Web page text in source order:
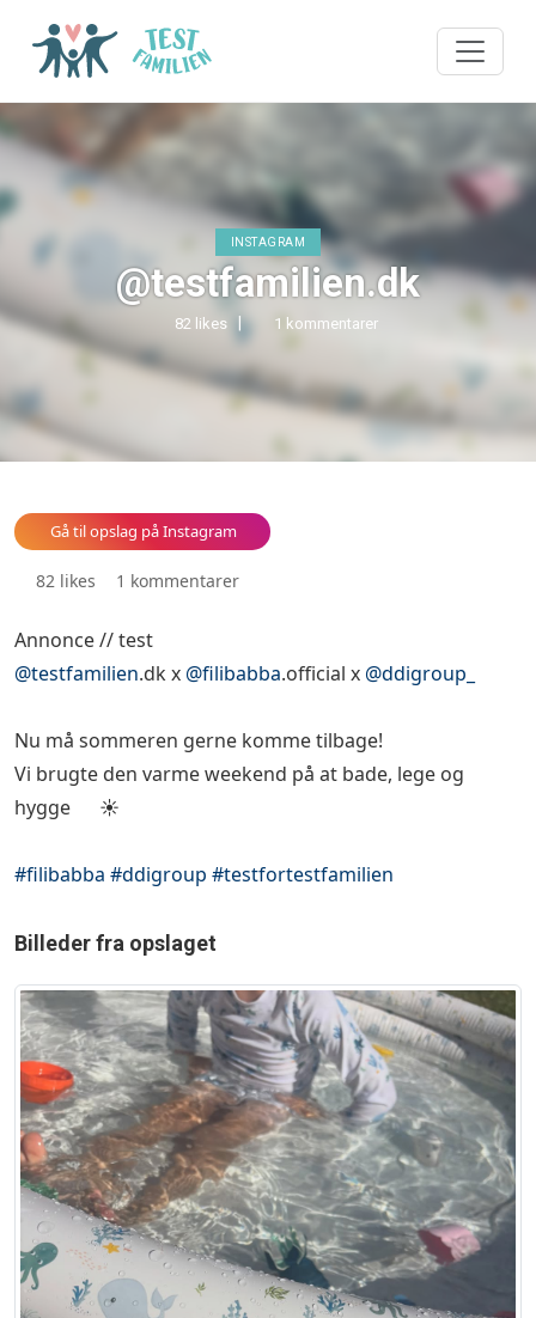
INSTAGRAM
@testfamilien.dk
82 likes 1 kommentarer
Gå til opslag på Instagram
82 likes 1 kommentarer
Annonce // test
@testfamilien.dk x @filibabba.official x @ddigroup_
Nu må sommeren gerne komme tilbage!
Vi brugte den varme weekend på at bade, lege og
hygge 🐳☀️
#filibabba #ddigroup #testfortestfamilien
Billeder fra opslaget